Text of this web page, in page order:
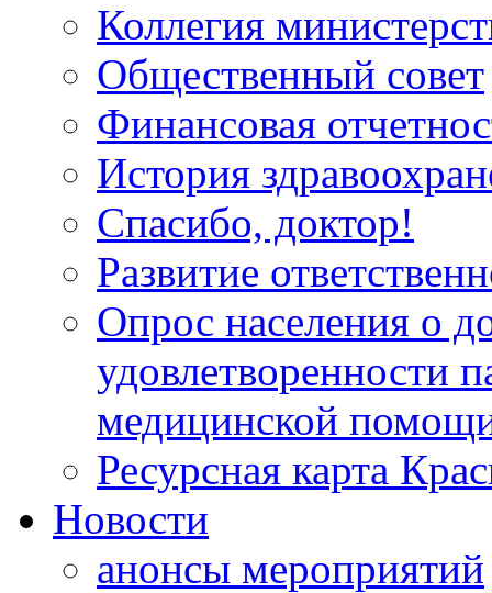
Коллегия
Общественный совет
Финансовая
История
Спасибо, доктор!
Развитие
Опрос населения о
удовлетворенности
медицинской
Ресурсная карта
Новости
анонсы мероприятий